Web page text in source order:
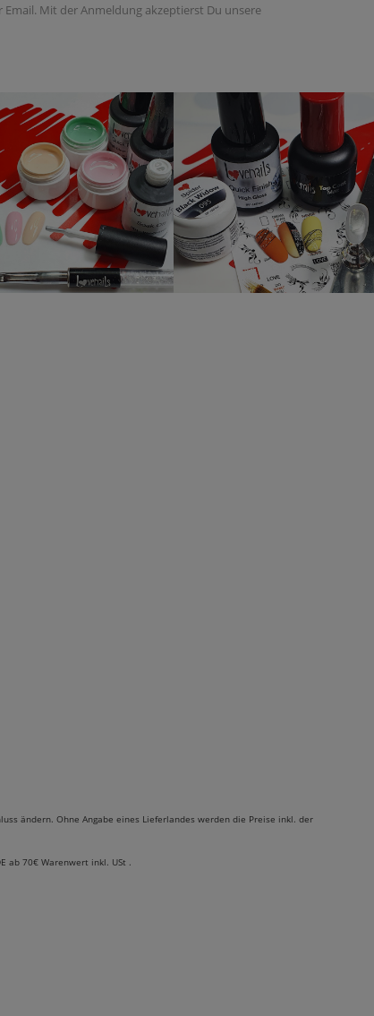
Mit der Anmeldung akzeptierst Du unsere
ändern. Ohne Angabe eines Lieferlandes werden die Preise inkl. der
ab 70€ Warenwert inkl. USt .